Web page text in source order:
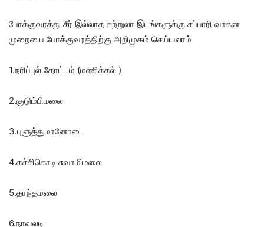
போக்குவரத்து சீர் இல்லாத சுற்றுலா இடங்களுக்கு சப்பாரி வாகன
முறையை போக்குவரத்திற்கு அறிமுகம் செய்யலாம்
1.நரிப்புல் தோட்டம் (மணிக்கல் )
2.குடும்பிமலை
3.புளுத்துமானோடை
4.கச்சிகொடி சுவாமிமலை
5.தாந்தமலை
6.நாவலடி